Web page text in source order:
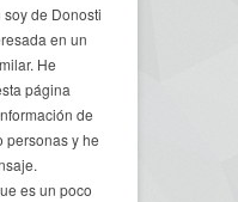
soy de Donosti
en un
He
página
de
personas y he
es un poco